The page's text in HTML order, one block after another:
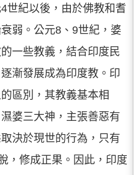
世紀以後，由於佛教和耆
弱。公元8、9世紀，婆
一些教義，結合印度民
漸發展成為印度教。印
區別，其教義基本相
婆三大神，主張善惡有
決於現世的行為，只有
，修成正果。因此，印度